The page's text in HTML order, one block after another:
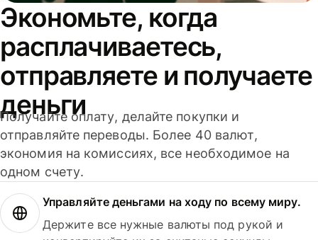
Экономьте, когда
расплачиваетесь,
отправляете и получаете
деньги
Получайте оплату, делайте покупки и
отправляйте переводы. Более 40 валют,
экономия на комиссиях, все необходимое на
одном счету.
Управляйте деньгами на ходу по всему миру.
Держите все нужные валюты под рукой и